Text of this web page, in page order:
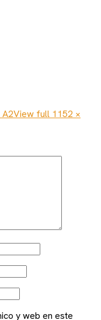
View full 1152 ×
y web en este